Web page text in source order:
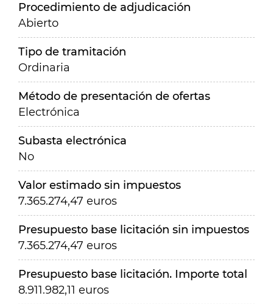
Procedimiento de adjudicación
Abierto
Tipo de tramitación
Ordinaria
Método de presentación de ofertas
Electrónica
Subasta electrónica
No
Valor estimado sin impuestos
7.365.274,47 euros
Presupuesto base licitación sin impuestos
7.365.274,47 euros
Presupuesto base licitación. Importe total
8.911.982,11 euros